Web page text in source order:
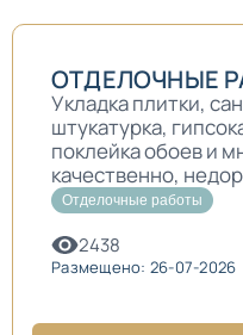
ОТДЕЛОЧНЫЕ
Укладка плитки,
штукатурка,
поклейка обоев и
качественно,
Отделочные работы
2438
Размещено: 26-07-2026